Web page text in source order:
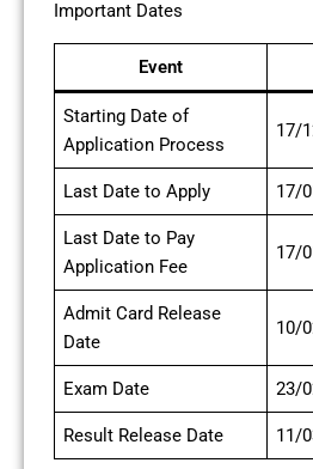
Important Dates
Event
Starting Date of
Application Process
17/
Last Date to Apply 17/
Last Date to Pay
Application Fee
17/
Admit Card Release
Date
10/
Exam Date 23/
Result Release Date 11/